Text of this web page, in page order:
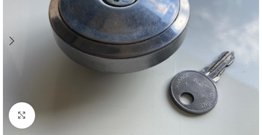
Cliquez pour agrandir